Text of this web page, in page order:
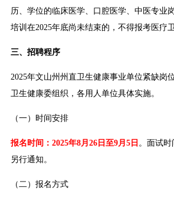
历、学位的临床医学、口腔医学、中医专业
培训在2025年底尚未结束的，不得报考医疗
三、招聘程序
2025年文山州州直卫生健康事业单位紧缺岗
卫生健康委组织，各用人单位具体实施。
（一）时间安排
报名时间：2025年8月26日至9月5日 。面试时
另行通知。
（二）报名方式